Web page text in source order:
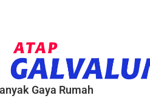
Gaya Rumah